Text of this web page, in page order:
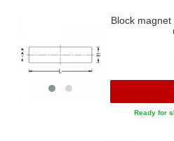
Block magnet
Ready for